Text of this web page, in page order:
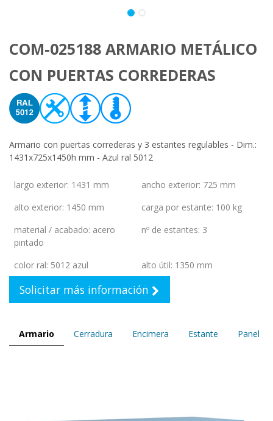
COM-025188 ARMARIO METÁLICO
CON PUERTAS CORREDERAS
Armario con puertas correderas y 3 estantes regulables - Dim.:
1431x725x1450h mm - Azul ral 5012
largo exterior: 1431 mm ancho exterior: 725 mm
alto exterior: 1450 mm carga por estante: 100 kg
material / acabado: acero
pintado
nº de estantes: 3
color ral: 5012 azul alto útil: 1350 mm
Solicitar más información
Armario Cerradura Encimera Estante Panel